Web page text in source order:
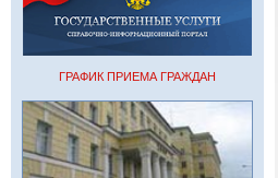
ГРАФИК ПРИЕМА ГРАЖДАН